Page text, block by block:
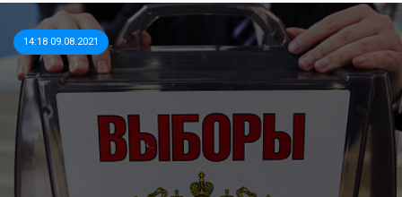
14:18 09.08.2021